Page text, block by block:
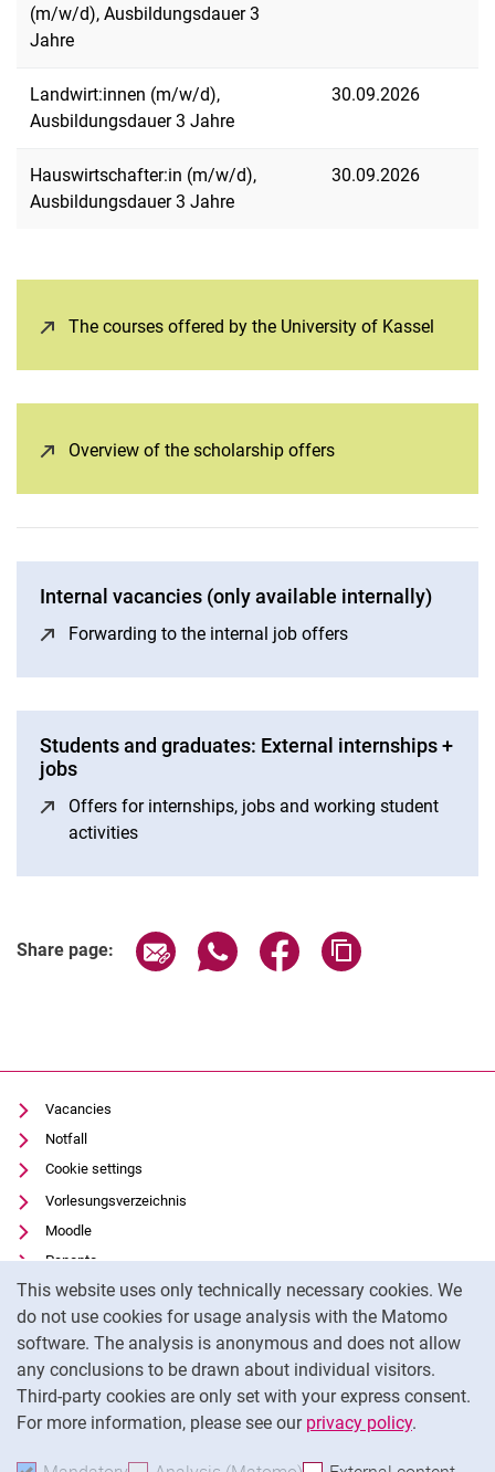
This website uses only technically necessary cookies. We
do not use cookies for usage analysis with the Matomo
software. The analysis is anonymous and does not allow
any conclusions to be drawn about individual visitors.
Third-party cookies are only set with your express consent.
For more information, please see our privacy policy.
(m/w/d), Ausbildungsdauer 3
Jahre
Landwirt:innen (m/w/d),
Ausbildungsdauer 3 Jahre
30.09.2026
Hauswirtschafter:in (m/w/d),
Ausbildungsdauer 3 Jahre
30.09.2026
The courses offered by the University of Kassel
Overview of the scholarship offers
Internal vacancies (only available internally)
Forwarding to the internal job offers
Students and graduates: External internships +
jobs
Offers for internships, jobs and working student
activities
Share page: Share page via email
Share page via WhatsApp
Share page via
Vacancies
Notfall
Cookie settings
Vorlesungsverzeichnis
Moodle
Panopto
Uni-Bibliothek
Data privacy
Accessibility